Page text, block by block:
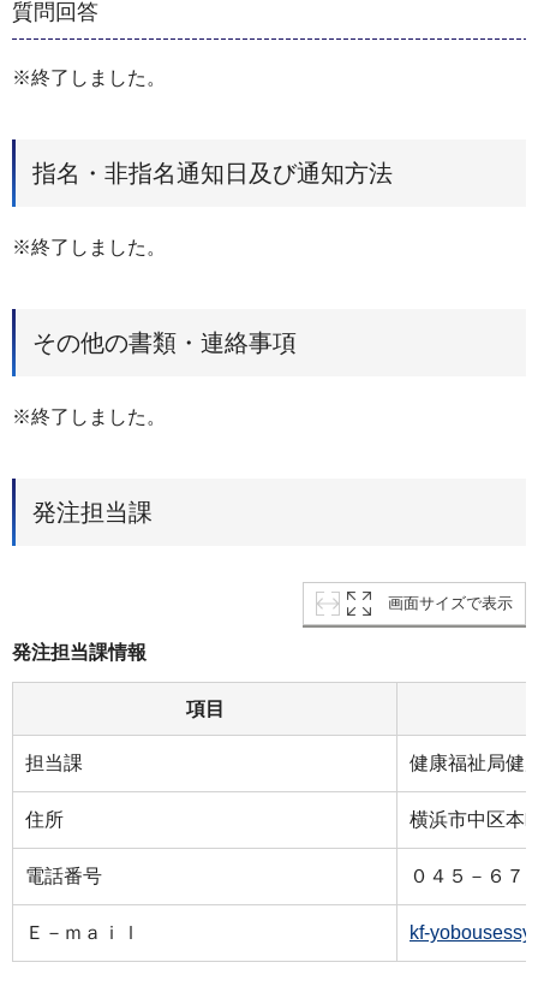
質問回答
※終了しました。
指名・非指名通知日及び通知方法
※終了しました。
その他の書類・連絡事項
※終了しました。
発注担当課
画面サイズで表示
発注担当課情報
項目
担当課 健康福祉局健
住所 横浜市中区本
電話番号 ０４５－６７
Ｅ－ｍａｉｌ kf-